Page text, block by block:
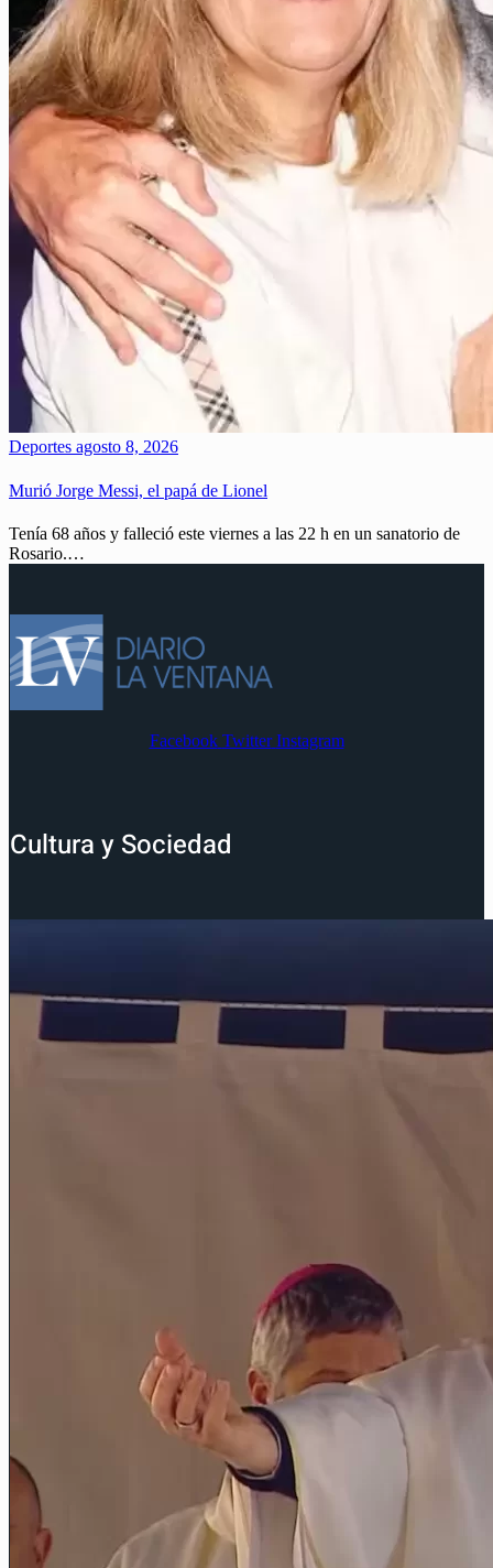
Deportes agosto 8, 2026
Murió Jorge Messi, el papá de Lionel
Tenía 68 años y falleció este viernes a las 22 h en un sanatorio de
Rosario.…
Facebook Twitter Instagram
Cultura y Sociedad